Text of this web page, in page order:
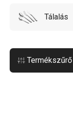
Tálalás
Termékszűrő